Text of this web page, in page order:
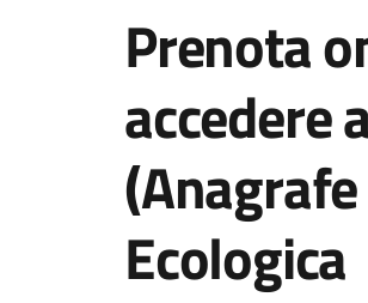
Prenota
accedere
Ecologica